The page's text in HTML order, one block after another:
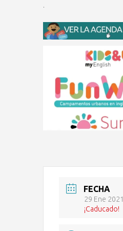
.
FECHA
29 Ene 2021
¡Caducado!